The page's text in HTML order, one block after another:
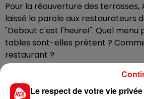
Pour la réouverture des terrasses,
laissé la parole aux restaurateurs
"Debout c'est l'heure!". Quel menu
tables sont-elles prêtent ?
restaurant ?
Écoutez Clément Verlenne,
restaurant la BF à Saint-Omer.
Le respect de votre vie